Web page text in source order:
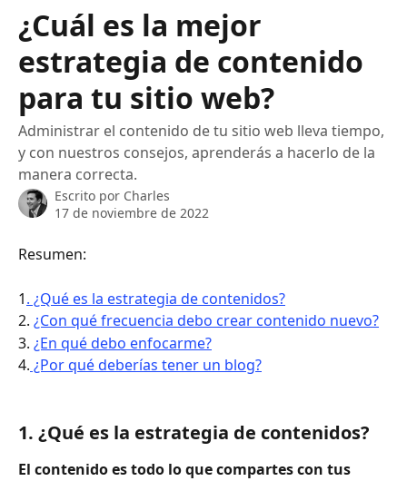
¿Cuál es la mejor
estrategia de contenido
para tu sitio web?
Administrar el contenido de tu sitio web lleva tiempo,
y con nuestros consejos, aprenderás a hacerlo de la
manera correcta.
Escrito por Charles
17 de noviembre de 2022
Resumen:
1. ¿Qué es la estrategia de contenidos?
2. ¿Con qué frecuencia debo crear contenido nuevo?
3. ¿En qué debo enfocarme?
4. ¿Por qué deberías tener un blog?
1. ¿Qué es la estrategia de contenidos?
El contenido es todo lo que compartes con tus